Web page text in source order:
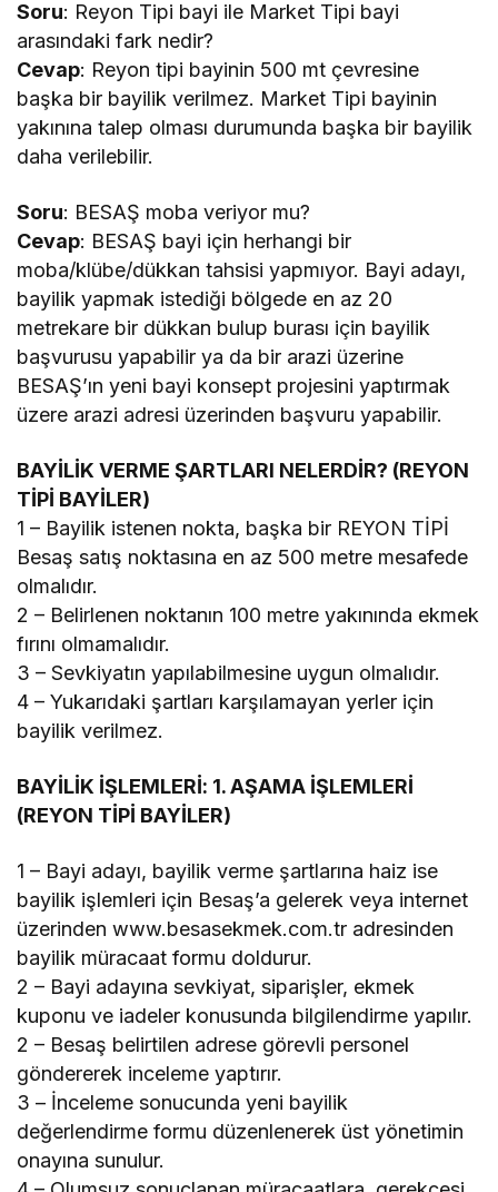
Soru: Reyon Tipi bayi ile Market Tipi bayi
arasındaki fark nedir?
Cevap: Reyon tipi bayinin 500 mt çevresine
başka bir bayilik verilmez. Market Tipi bayinin
yakınına talep olması durumunda başka bir bayilik
daha verilebilir.
Soru: BESAŞ moba veriyor mu?
Cevap: BESAŞ bayi için herhangi bir
moba/klübe/dükkan tahsisi yapmıyor. Bayi adayı,
bayilik yapmak istediği bölgede en az 20
metrekare bir dükkan bulup burası için bayilik
başvurusu yapabilir ya da bir arazi üzerine
BESAŞ’ın yeni bayi konsept projesini yaptırmak
üzere arazi adresi üzerinden başvuru yapabilir.
BAYİLİK VERME ŞARTLARI NELERDİR? (REYON
TİPİ BAYİLER)
1 – Bayilik istenen nokta, başka bir REYON TİPİ
Besaş satış noktasına en az 500 metre mesafede
olmalıdır.
2 – Belirlenen noktanın 100 metre yakınında ekmek
fırını olmamalıdır.
3 – Sevkiyatın yapılabilmesine uygun olmalıdır.
4 – Yukarıdaki şartları karşılamayan yerler için
bayilik verilmez.
BAYİLİK İŞLEMLERİ: 1. AŞAMA İŞLEMLERİ
(REYON TİPİ BAYİLER)
1 – Bayi adayı, bayilik verme şartlarına haiz ise
bayilik işlemleri için Besaş’a gelerek veya internet
üzerinden www.besasekmek.com.tr adresinden
bayilik müracaat formu doldurur.
2 – Bayi adayına sevkiyat, siparişler, ekmek
kuponu ve iadeler konusunda bilgilendirme yapılır.
2 – Besaş belirtilen adrese görevli personel
göndererek inceleme yaptırır.
3 – İnceleme sonucunda yeni bayilik
değerlendirme formu düzenlenerek üst yönetimin
onayına sunulur.